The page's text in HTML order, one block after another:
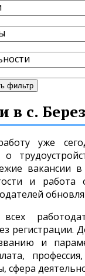
фильтр
в с.
уже
о
вакансии в
и работа
регистрации.
и
сфера